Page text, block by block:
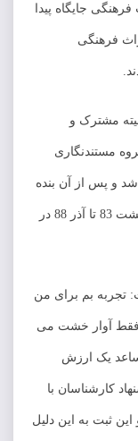
جایگاه پیدا
فرهنگی
با وقوع زلزله بم در دی ماه 82 کمیته مشترک و
مستندنگاری
بم صادر شد و پس از آن بنده
به همراه مهندس بهشتی به بم رفته و از اردیبهشت 83 تا آذر 88 در
تجربه بم برای من
فقط آوار خشت می
یک ارزش
کارشناسان با
ثبت به این دلیل